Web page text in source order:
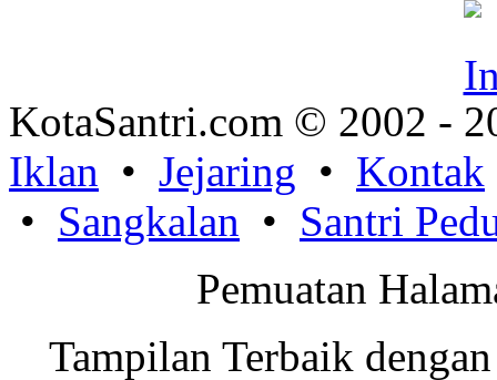
KotaSantri.com © 2002 -
Iklan • Jejaring • Kontak
• Sangkalan • Santri
Pemuatan
Tampilan Terbaik